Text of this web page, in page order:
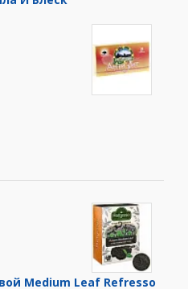
Medium Leaf Refresso